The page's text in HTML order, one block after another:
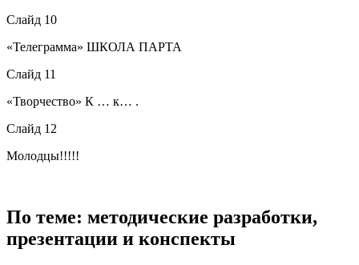
Слайд 10
«Телеграмма» ШКОЛА ПАРТА
Слайд 11
«Творчество» К … к… .
Слайд 12
Молодцы!!!!!
По теме: методические разработки,
презентации и конспекты